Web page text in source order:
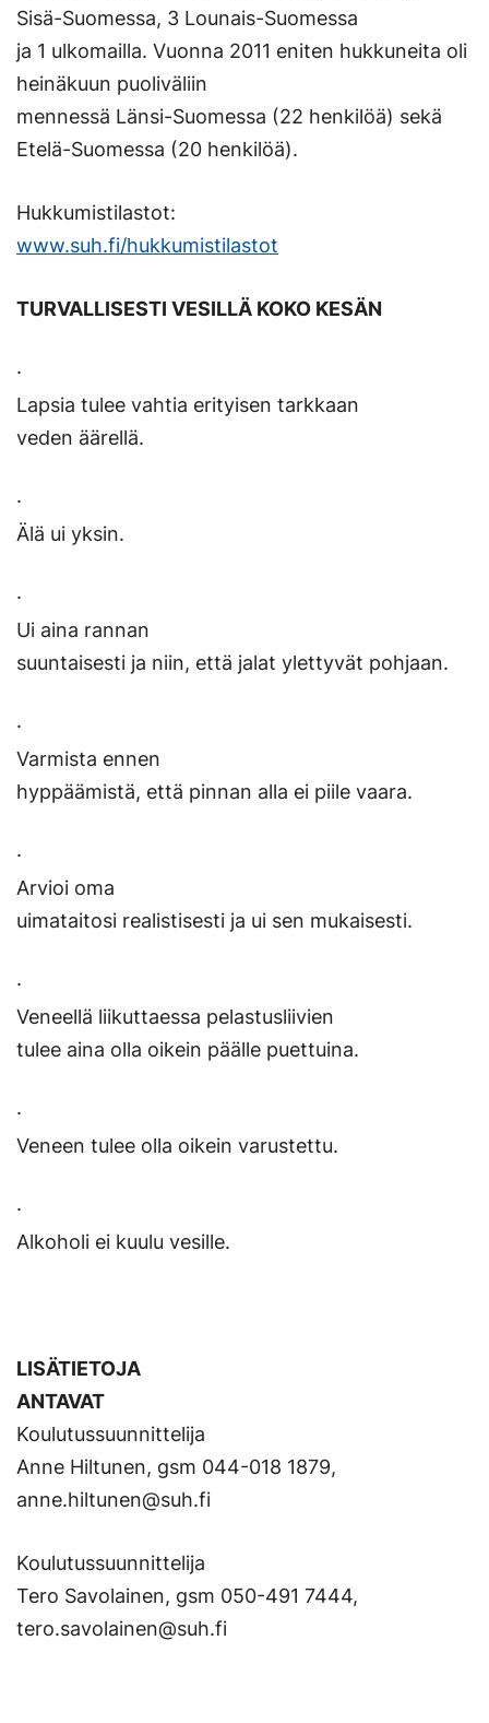
Sisä-Suomessa, 3 Lounais-Suomessa
ja 1 ulkomailla. Vuonna 2011 eniten hukkuneita oli
heinäkuun puoliväliin
mennessä Länsi-Suomessa (22 henkilöä) sekä
Etelä-Suomessa (20 henkilöä).
Hukkumistilastot:
www.suh.fi/hukkumistilastot
TURVALLISESTI VESILLÄ KOKO KESÄN
·
Lapsia tulee vahtia erityisen tarkkaan
veden äärellä.
·
Älä ui yksin.
·
Ui aina rannan
suuntaisesti ja niin, että jalat ylettyvät pohjaan.
·
Varmista ennen
hyppäämistä, että pinnan alla ei piile vaara.
·
Arvioi oma
uimataitosi realistisesti ja ui sen mukaisesti.
·
Veneellä liikuttaessa pelastusliivien
tulee aina olla oikein päälle puettuina.
·
Veneen tulee olla oikein varustettu.
·
Alkoholi ei kuulu vesille.
LISÄTIETOJA
ANTAVAT
Koulutussuunnittelija
Anne Hiltunen, gsm 044-018 1879,
anne.hiltunen@suh.fi
Koulutussuunnittelija
Tero Savolainen, gsm 050-491 7444,
tero.savolainen@suh.fi